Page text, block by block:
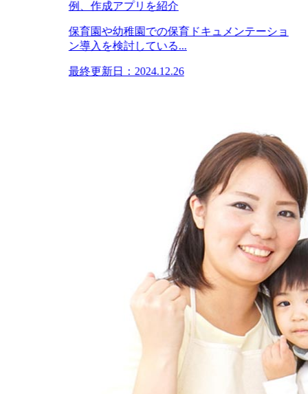
例、作成アプリを紹介
保育園や幼稚園での保育ドキュメンテーショ
ン導入を検討している...
最終更新日：2024.12.26